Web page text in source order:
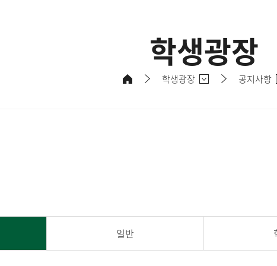
학생광장
학생광장 공지사항
일반